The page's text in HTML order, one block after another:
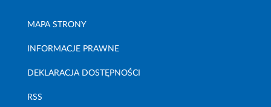
MAPA STRONY
INFORMACJE PRAWNE
DEKLARACJA DOSTĘPNOŚCI
RSS